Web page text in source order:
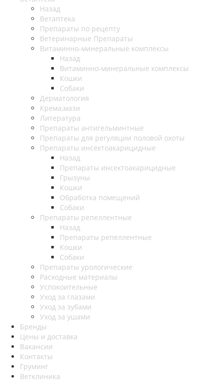
Назад
Ветаптека
Препараты по рецепту
Ветеринарные Препараты
Витаминно-минеральные комплексы
Назад
Витаминно-минеральные комплексы
Кошки
Собаки
Дерматология
Крема,мази
Литература
Препараты антигельминтные
Препараты для регуляции половой охоты
Препараты инсектоакарицидные
Назад
Препараты инсектоакарицидные
Грызуны
Кошки
Обработка помещений
Собаки
Препараты репеллентные
Назад
Препараты репеллентные
Кошки
Собаки
Препараты урологические
Расходные материалы
Успокоительные
Уход за глазами
Уход за зубами
Уход за ушами
Бренды
Цены и доставка
Вакансии
Контакты
Груминг
Ветклиника